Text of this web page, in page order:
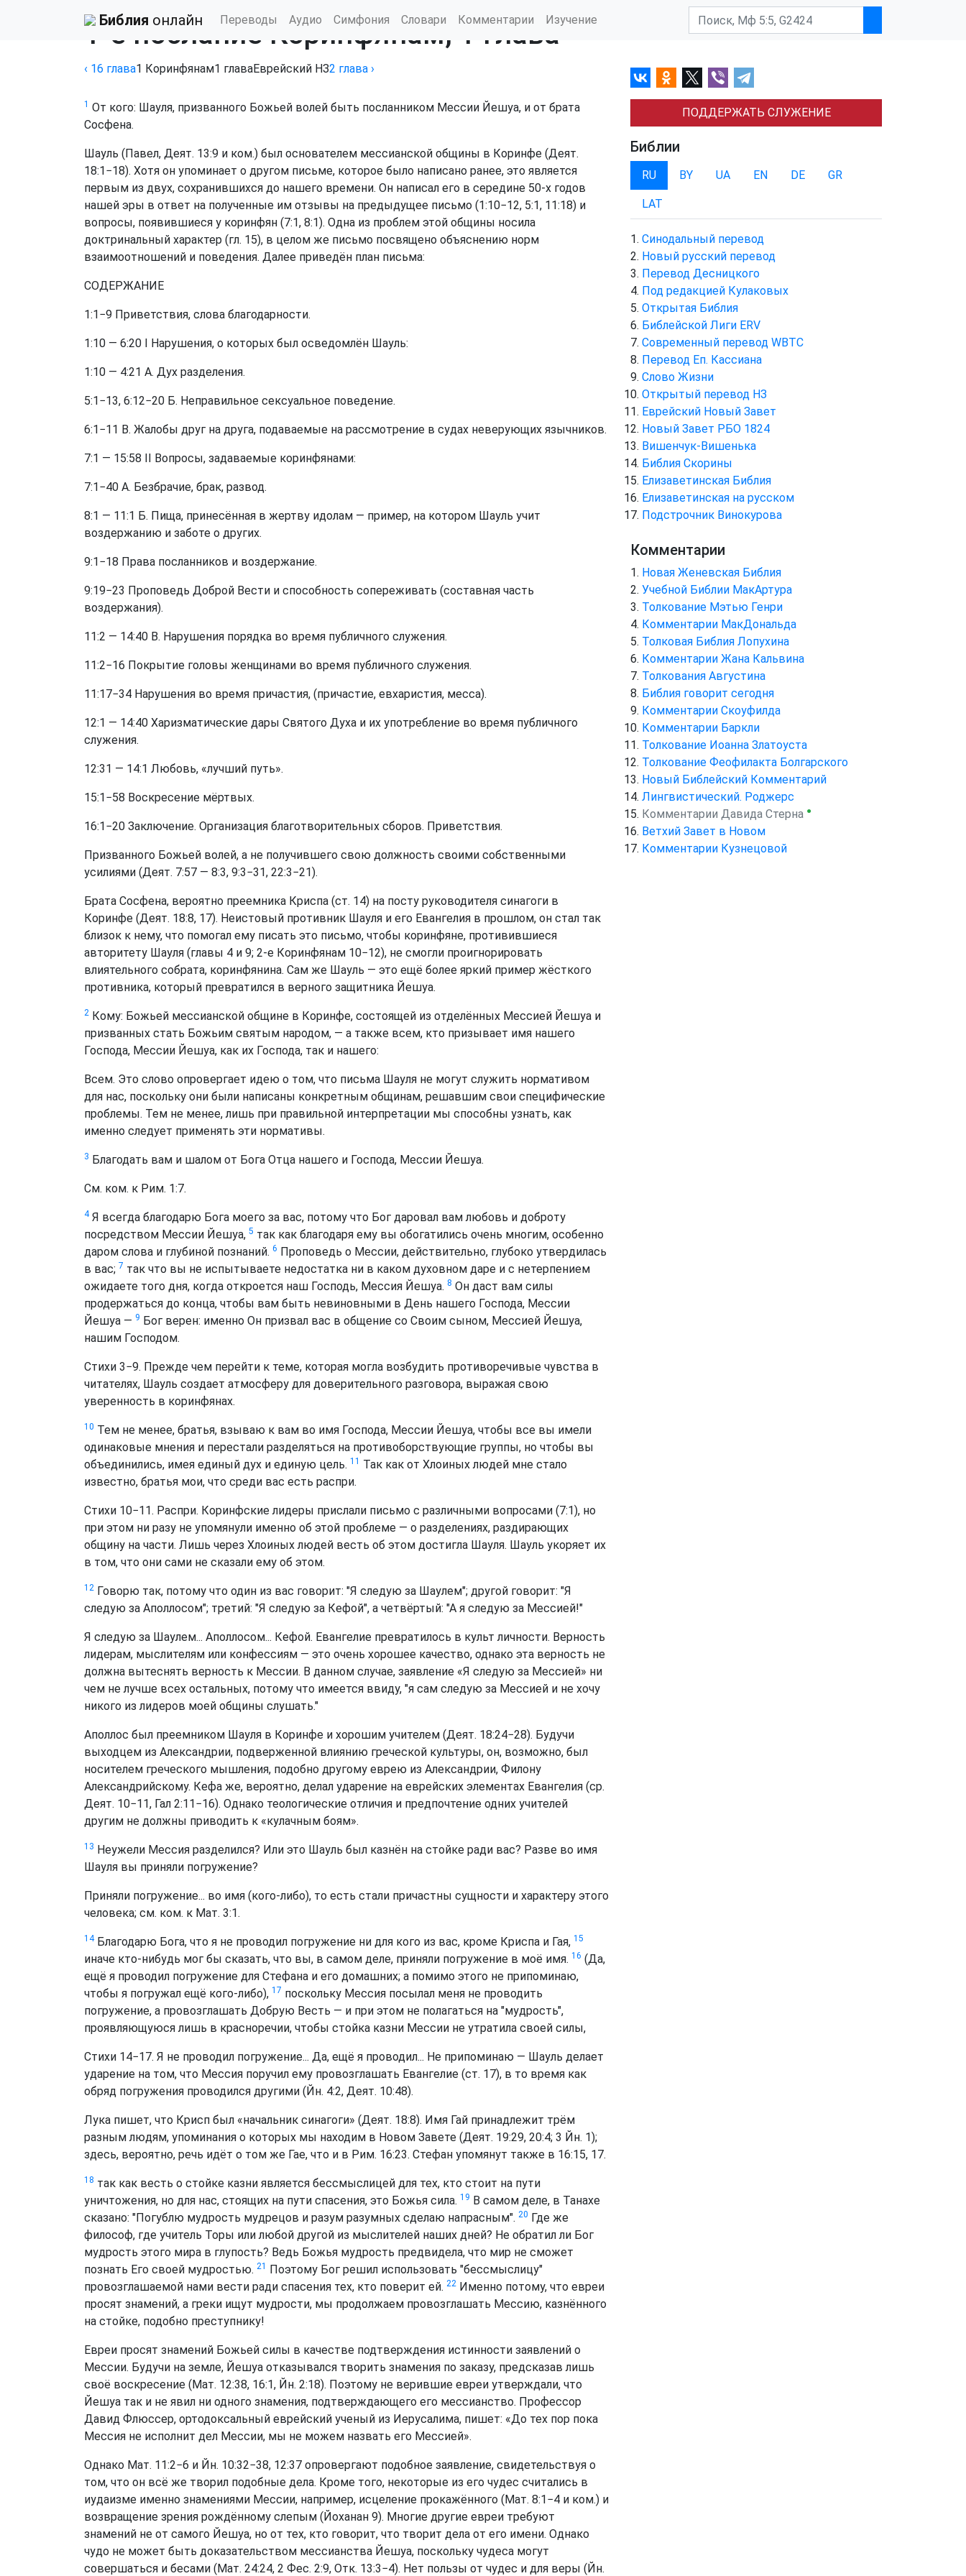
Библия онлайн Переводы Аудио Симфония Словари Комментарии Изучение
1-е послание Коринфянам, 1 глава
‹ 16 глава1 Коринфянам1 главаЕврейский НЗ2 глава ›
1 От кого: Шауля, призванного Божьей волей быть посланником Мессии Йешуа, и от брата
Сосфена.
Шауль (Павел, Деят. 13:9 и ком.) был основателем мессианской общины в Коринфе (Деят.
18:1−18). Хотя он упоминает о другом письме, которое было написано ранее, это является
первым из двух, сохранившихся до нашего времени. Он написал его в середине 50-х годов
нашей эры в ответ на полученные им отзывы на предыдущее письмо (1:10−12, 5:1, 11:18) и
вопросы, появившиеся у коринфян (7:1, 8:1). Одна из проблем этой общины носила
доктринальный характер (гл. 15), в целом же письмо посвящено объяснению норм
взаимоотношений и поведения. Далее приведён план письма:
СОДЕРЖАНИЕ
1:1−9 Приветствия, слова благодарности.
1:10 — 6:20 I Нарушения, о которых был осведомлён Шауль:
1:10 — 4:21 A. Дух разделения.
5:1−13, 6:12−20 Б. Неправильное сексуальное поведение.
6:1−11 B. Жалобы друг на друга, подаваемые на рассмотрение в судах неверующих язычников.
7:1 — 15:58 II Вопросы, задаваемые коринфянами:
7:1−40 А. Безбрачие, брак, развод.
8:1 — 11:1 Б. Пища, принесённая в жертву идолам — пример, на котором Шауль учит
воздержанию и заботе о других.
9:1−18 Права посланников и воздержание.
9:19−23 Проповедь Доброй Вести и способность сопереживать (составная часть
воздержания).
11:2 — 14:40 В. Нарушения порядка во время публичного служения.
11:2−16 Покрытие головы женщинами во время публичного служения.
11:17−34 Нарушения во время причастия, (причастие, евхаристия, месса).
12:1 — 14:40 Харизматические дары Святого Духа и их употребление во время публичного
служения.
12:31 — 14:1 Любовь, «лучший путь».
15:1−58 Воскресение мёртвых.
16:1−20 Заключение. Организация благотворительных сборов. Приветствия.
Призванного Божьей волей, а не получившего свою должность своими собственными
усилиями (Деят. 7:57 — 8:3, 9:3−31, 22:3−21).
Брата Сосфена, вероятно преемника Криспа (ст. 14) на посту руководителя синагоги в
Коринфе (Деят. 18:8, 17). Неистовый противник Шауля и его Евангелия в прошлом, он стал так
близок к нему, что помогал ему писать это письмо, чтобы коринфяне, противившиеся
авторитету Шауля (главы 4 и 9; 2-е Коринфянам 10−12), не смогли проигнорировать
влиятельного собрата, коринфянина. Сам же Шауль — это ещё более яркий пример жёсткого
противника, который превратился в верного защитника Йешуа.
2 Кому: Божьей мессианской общине в Коринфе, состоящей из отделённых Мессией Йешуа и
призванных стать Божьим святым народом, — а также всем, кто призывает имя нашего
Господа, Мессии Йешуа, как их Господа, так и нашего:
Всем. Это слово опровергает идею о том, что письма Шауля не могут служить нормативом
для нас, поскольку они были написаны конкретным общинам, решавшим свои специфические
проблемы. Тем не менее, лишь при правильной интерпретации мы способны узнать, как
именно следует применять эти нормативы.
3 Благодать вам и шалом от Бога Отца нашего и Господа, Мессии Йешуа.
См. ком. к Рим. 1:7.
4Я всегда благодарю Бога моего за вас, потому что Бог даровал вам любовь и доброту
посредством Мессии Йешуа, 5 так как благодаря ему вы обогатились очень многим, особенно
даром слова и глубиной познаний. 6 Проповедь о Мессии, действительно, глубоко утвердилась
в вас; 7 так что вы не испытываете недостатка ни в каком духовном даре и с нетерпением
ожидаете того дня, когда откроется наш Господь, Мессия Йешуа. 8 Он даст вам силы
продержаться до конца, чтобы вам быть невиновными в День нашего Господа, Мессии
Йешуа — 9 Бог верен: именно Он призвал вас в общение со Своим сыном, Мессией Йешуа,
нашим Господом.
Стихи 3−9. Прежде чем перейти к теме, которая могла возбудить противоречивые чувства в
читателях, Шауль создает атмосферу для доверительного разговора, выражая свою
уверенность в коринфянах.
10 Тем не менее, братья, взываю к вам во имя Господа, Мессии Йешуа, чтобы все вы имели
одинаковые мнения и перестали разделяться на противоборствующие группы, но чтобы вы
объединились, имея единый дух и единую цель. 11 Так как от Хлоиных людей мне стало
известно, братья мои, что среди вас есть распри.
Стихи 10−11. Распри. Коринфские лидеры прислали письмо с различными вопросами (7:1), но
при этом ни разу не упомянули именно об этой проблеме — о разделениях, раздирающих
общину на части. Лишь через Хлоиных людей весть об этом достигла Шауля. Шауль укоряет их
в том, что они сами не сказали ему об этом.
12 Говорю так, потому что один из вас говорит: "Я следую за Шаулем"; другой говорит: "Я
следую за Аполлосом"; третий: "Я следую за Кефой", а четвёртый: "А я следую за Мессией!"
Я следую за Шаулем... Аполлосом... Кефой. Евангелие превратилось в культ личности. Верность
лидерам, мыслителям или конфессиям — это очень хорошее качество, однако эта верность не
должна вытеснять верность к Мессии. В данном случае, заявление «Я следую за Мессией» ни
чем не лучше всех остальных, потому что имеется ввиду, "я сам следую за Мессией и не хочу
никого из лидеров моей общины слушать."
Аполлос был преемником Шауля в Коринфе и хорошим учителем (Деят. 18:24−28). Будучи
выходцем из Александрии, подверженной влиянию греческой культуры, он, возможно, был
носителем греческого мышления, подобно другому еврею из Александрии, Филону
Александрийскому. Кефа же, вероятно, делал ударение на еврейских элементах Евангелия (ср.
Деят. 10−11, Гал 2:11−16). Однако теологические отличия и предпочтение одних учителей
другим не должны приводить к «кулачным боям».
13 Неужели Мессия разделился? Или это Шауль был казнён на стойке ради вас? Разве во имя
Шауля вы приняли погружение?
Приняли погружение... во имя (кого-либо), то есть стали причастны сущности и характеру этого
человека; см. ком. к Мат. 3:1.
14Благодарю Бога, что я не проводил погружение ни для кого из вас, кроме Криспа и Гая, 15
иначе кто-нибудь мог бы сказать, что вы, в самом деле, приняли погружение в моё имя. 16 (Да,
ещё я проводил погружение для Стефана и его домашних; а помимо этого не припоминаю,
чтобы я погружал ещё кого-либо), 17 поскольку Мессия посылал меня не проводить
погружение, а провозглашать Добрую Весть — и при этом не полагаться на "мудрость",
проявляющуюся лишь в красноречии, чтобы стойка казни Мессии не утратила своей силы,
Стихи 14−17. Я не проводил погружение... Да, ещё я проводил... Не припоминаю — Шауль делает
ударение на том, что Мессия поручил ему провозглашать Евангелие (ст. 17), в то время как
обряд погружения проводился другими (Йн. 4:2, Деят. 10:48).
Лука пишет, что Крисп был «начальник синагоги» (Деят. 18:8). Имя Гай принадлежит трём
разным людям, упоминания о которых мы находим в Новом Завете (Деят. 19:29, 20:4; 3 Йн. 1);
здесь, вероятно, речь идёт о том же Гае, что и в Рим. 16:23. Стефан упомянут также в 16:15, 17.
18 так как весть о стойке казни является бессмыслицей для тех, кто стоит на пути
уничтожения, но для нас, стоящих на пути спасения, это Божья сила. 19 В самом деле, в Танахе
сказано: "Погублю мудрость мудрецов и разум разумных сделаю напрасным". 20 Где же
философ, где учитель Торы или любой другой из мыслителей наших дней? Не обратил ли Бог
мудрость этого мира в глупость? Ведь Божья мудрость предвидела, что мир не сможет
познать Его своей мудростью. 21 Поэтому Бог решил использовать "бессмыслицу"
провозглашаемой нами вести ради спасения тех, кто поверит ей. 22 Именно потому, что евреи
просят знамений, а греки ищут мудрости, мы продолжаем провозглашать Мессию, казнённого
на стойке, подобно преступнику!
Евреи просят знамений Божьей силы в качестве подтверждения истинности заявлений о
Мессии. Будучи на земле, Йешуа отказывался творить знамения по заказу, предсказав лишь
своё воскресение (Мат. 12:38, 16:1, Йн. 2:18). Поэтому не верившие евреи утверждали, что
Йешуа так и не явил ни одного знамения, подтверждающего его мессианство. Профессор
Давид Флюссер, ортодоксальный еврейский ученый из Иерусалима, пишет: «До тех пор пока
Мессия не исполнит дел Мессии, мы не можем назвать его Мессией».
Однако Мат. 11:2−6 и Йн. 10:32−38, 12:37 опровергают подобное заявление, свидетельствуя о
том, что он всё же творил подобные дела. Кроме того, некоторые из его чудес считались в
иудаизме именно знамениями Мессии, например, исцеление прокажённого (Мат. 8:1−4 и ком.) и
возвращение зрения рождённому слепым (Йоханан 9). Многие другие евреи требуют
знамений не от самого Йешуа, но от тех, кто говорит, что творит дела от его имени. Однако
чудо не может быть доказательством мессианства Йешуа, поскольку чудеса могут
совершаться и бесами (Мат. 24:24, 2 Фес. 2:9, Отк. 13:3−4). Нет пользы от чудес и для веры (Йн.
ПОДДЕРЖАТЬ СЛУЖЕНИЕ
Библии
RU BY UA EN DE GR
LAT
Синодальный перевод
Новый русский перевод
Перевод Десницкого
Под редакцией Кулаковых
Открытая Библия
Библейской Лиги ERV
Cовременный перевод WBTC
Перевод Еп. Кассиана
Слово Жизни
Открытый перевод НЗ
Еврейский Новый Завет
Новый Завет РБО 1824
Вишенчук-Вишенька
Библия Скорины
Елизаветинская Библия
Елизаветинская на русском
Подстрочник Винокурова
Комментарии
Новая Женевская Библия
Учебной Библии МакАртура
Толкование Мэтью Генри
Комментарии МакДональда
Толковая Библия Лопухина
Комментарии Жана Кальвина
Толкования Августина
Библия говорит сегодня
Комментарии Скоуфилда
Комментарии Баркли
Толкование Иоанна Златоуста
Толкование Феофилакта Болгарского
Новый Библейский Комментарий
Лингвистический. Роджерс
Комментарии Давида Стерна ●
Ветхий Завет в Новом
Комментарии Кузнецовой